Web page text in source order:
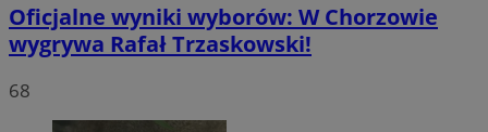
Oficjalne wyniki wyborów: W Chorzowie
wygrywa Rafał Trzaskowski!
68